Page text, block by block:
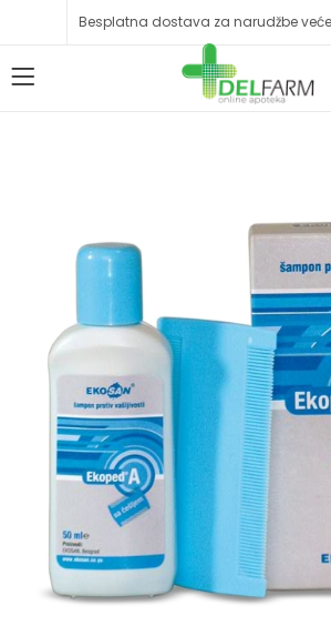
Besplatna dostava za narudžbe veće